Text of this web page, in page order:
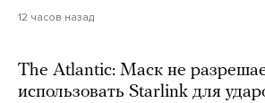
12 часов назад
The Atlantic: Маск не
использовать Starlink для